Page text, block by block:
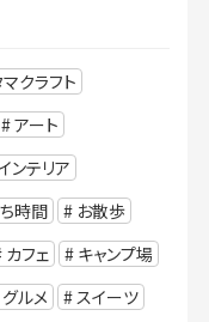
クラフト
アート
ンテリア
時間
お散歩
カフェ
キャンプ場
グルメ
スイーツ